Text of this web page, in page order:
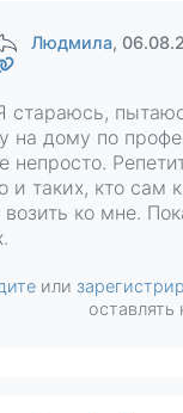
Людмила,
стараюсь,
на дому по
непросто.
и таких, кто сам
возить ко мне.
или